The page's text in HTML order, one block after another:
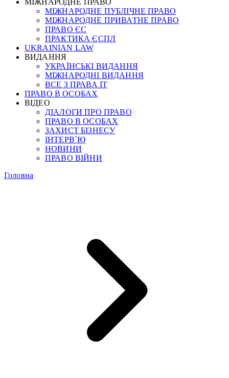
МІЖНАРОДНЕ ПРАВО
МІЖНАРОДНЕ ПУБЛІЧНЕ ПРАВО
МІЖНАРОДНЕ ПРИВАТНЕ ПРАВО
ПРАВО ЄС
ПРАКТИКА ЄСПЛ
UKRAINIAN LAW
ВИДАННЯ
УКРАЇНСЬКІ ВИДАННЯ
МІЖНАРОДНІ ВИДАННЯ
ВСЕ З ПРАВА ІТ
ПРАВО В ОСОБАХ
ВІДЕО
ДІАЛОГИ ПРО ПРАВО
ПРАВО В ОСОБАХ
ЗАХИСТ БІЗНЕСУ
ІНТЕРВ`Ю
НОВИНИ
ПРАВО ВІЙНИ
Головна